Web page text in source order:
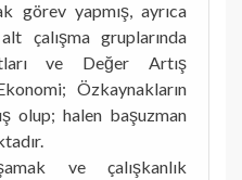
görev yapmış, ayrıca
çalışma gruplarında
ve Değer Artış
Özkaynakların
olup; halen başuzman
ve çalışkanlık